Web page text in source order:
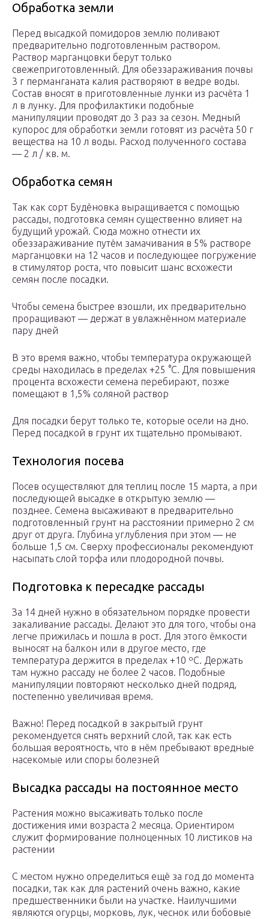
Обработка земли
Перед высадкой помидоров землю поливают
предварительно подготовленным раствором.
Раствор марганцовки берут только
свежеприготовленный. Для обеззараживания почвы
3 г перманганата калия растворяют в ведре воды.
Состав вносят в приготовленные лунки из расчёта 1
л в лунку. Для профилактики подобные
манипуляции проводят до 3 раз за сезон. Медный
купорос для обработки земли готовят из расчёта 50 г
вещества на 10 л воды. Расход полученного состава
— 2 л / кв. м.
Обработка семян
Так как сорт Будёновка выращивается с помощью
рассады, подготовка семян существенно влияет на
будущий урожай. Сюда можно отнести их
обеззараживание путём замачивания в 5% растворе
марганцовки на 12 часов и последующее погружение
в стимулятор роста, что повысит шанс всхожести
семян после посадки.
Чтобы семена быстрее взошли, их предварительно
проращивают — держат в увлажнённом материале
пару дней
В это время важно, чтобы температура окружающей
среды находилась в пределах +25 °С. Для повышения
процента всхожести семена перебирают, позже
помещают в 1,5% соляной раствор
Для посадки берут только те, которые осели на дно.
Перед посадкой в грунт их тщательно промывают.
Технология посева
Посев осуществляют для теплиц после 15 марта, а при
последующей высадке в открытую землю —
позднее. Семена высаживают в предварительно
подготовленный грунт на расстоянии примерно 2 см
друг от друга. Глубина углубления при этом — не
больше 1,5 см. Сверху профессионалы рекомендуют
насыпать слой торфа или плодородной почвы.
Подготовка к пересадке рассады
За 14 дней нужно в обязательном порядке провести
закаливание рассады. Делают это для того, чтобы она
легче прижилась и пошла в рост. Для этого ёмкости
выносят на балкон или в другое место, где
температура держится в пределах +10 ºС. Держать
там нужно рассаду не более 2 часов. Подобные
манипуляции повторяют несколько дней подряд,
постепенно увеличивая время.
Важно! Перед посадкой в закрытый грунт
рекомендуется снять верхний слой, так как есть
большая вероятность, что в нём пребывают вредные
насекомые или споры болезней
Высадка рассады на постоянное место
Растения можно высаживать только после
достижения ими возраста 2 месяца. Ориентиром
служит формирование полноценных 10 листиков на
растении
С местом нужно определиться ещё за год до момента
посадки, так как для растений очень важно, какие
предшественники были на участке. Наилучшими
являются огурцы, морковь, лук, чеснок или бобовые